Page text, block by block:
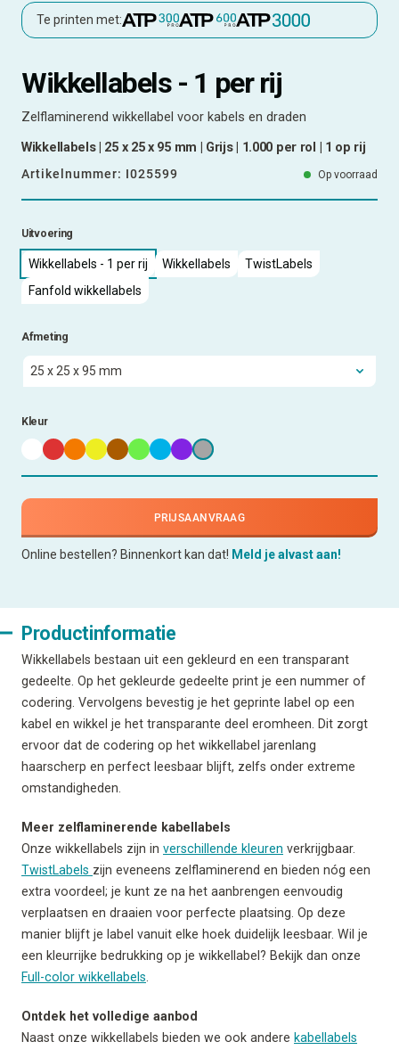
Te printen met:
Wikkellabels - 1 per rij
Zelflaminerend wikkellabel voor kabels en draden
Wikkellabels | 25 x 25 x 95 mm | Grijs | 1.000 per rol | 1 op rij
Artikelnummer: I025599 Op voorraad
Uitvoering
Wikkellabels - 1 per rij Wikkellabels
TwistLabels
Fanfold wikkellabels
Afmeting
Kleur
PRIJSAANVRAAG
Online bestellen? Binnenkort kan dat! Meld je alvast aan!
Productinformatie
Wikkellabels bestaan uit een gekleurd en een transparant
gedeelte. Op het gekleurde gedeelte print je een nummer of
codering. Vervolgens bevestig je het geprinte label op een
kabel en wikkel je het transparante deel eromheen. Dit zorgt
ervoor dat de codering op het wikkellabel jarenlang
haarscherp en perfect leesbaar blijft, zelfs onder extreme
omstandigheden.
Meer zelflaminerende kabellabels
Onze wikkellabels zijn in verschillende kleuren verkrijgbaar.
TwistLabels zijn eveneens zelflaminerend en bieden nóg een
extra voordeel; je kunt ze na het aanbrengen eenvoudig
verplaatsen en draaien voor perfecte plaatsing. Op deze
manier blijft je label vanuit elke hoek duidelijk leesbaar. Wil je
een kleurrijke bedrukking op je wikkellabel? Bekijk dan onze
Full-color wikkellabels
Ontdek het volledige aanbod
Naast onze wikkellabels bieden we ook andere kabellabels